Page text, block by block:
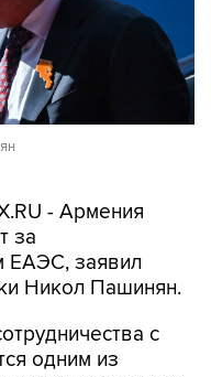
- Армения
за
ЕАЭС, заявил
Никол Пашинян.
с
одним из